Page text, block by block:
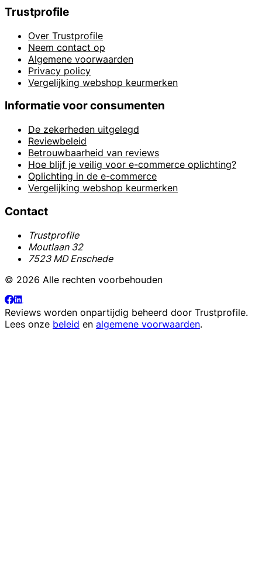
Trustprofile
Over Trustprofile
Neem contact op
Algemene voorwaarden
Privacy policy
Vergelijking webshop keurmerken
Informatie voor consumenten
De zekerheden uitgelegd
Reviewbeleid
Betrouwbaarheid van reviews
Hoe blijf je veilig voor e-commerce oplichting?
Oplichting in de e-commerce
Vergelijking webshop keurmerken
Contact
Trustprofile
Moutlaan 32
7523 MD Enschede
© 2026 Alle rechten voorbehouden
Reviews worden onpartijdig beheerd door Trustprofile.
Lees onze beleid en algemene voorwaarden.